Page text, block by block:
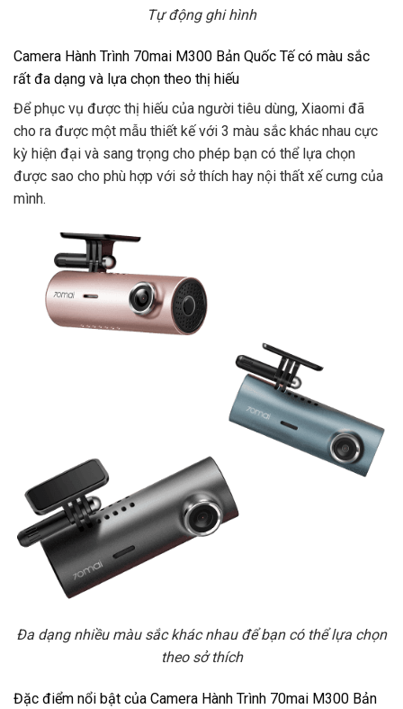
Tự động ghi hình
Camera Hành Trình 70mai M300 Bản Quốc Tế có màu sắc
rất đa dạng và lựa chọn theo thị hiếu
Để phục vụ được thị hiếu của người tiêu dùng, Xiaomi đã
cho ra được một mẫu thiết kế với 3 màu sắc khác nhau cực
kỳ hiện đại và sang trọng cho phép bạn có thể lựa chọn
được sao cho phù hợp với sở thích hay nội thất xế cưng của
mình.
Đa dạng nhiều màu sắc khác nhau để bạn có thể lựa chọn
theo sở thích
Đặc điểm nổi bật của Camera Hành Trình 70mai M300 Bản